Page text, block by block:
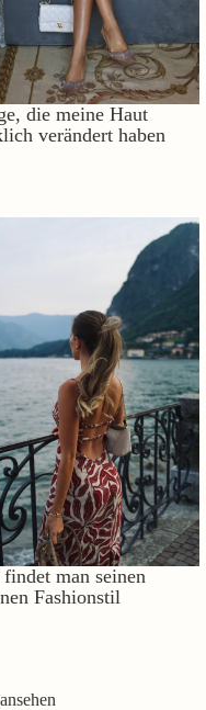
die meine Haut
verändert haben
man seinen
Fashionstil